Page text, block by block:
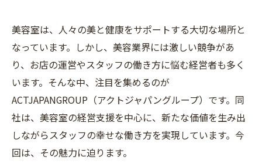
美容室は、人々の美と健康をサポートする大切な場所と
なっています。しかし、美容業界には激しい競争があ
り、お店の運営やスタッフの働き方に悩む経営者も多く
います。そんな中、注目を集めるのが
ACTJAPANGROUP（アクトジャパングループ）です。同
社は、美容室の経営支援を中心に、新たな価値を生み出
しながらスタッフの幸せな働き方を実現しています。今
回は、その魅力に迫ります。